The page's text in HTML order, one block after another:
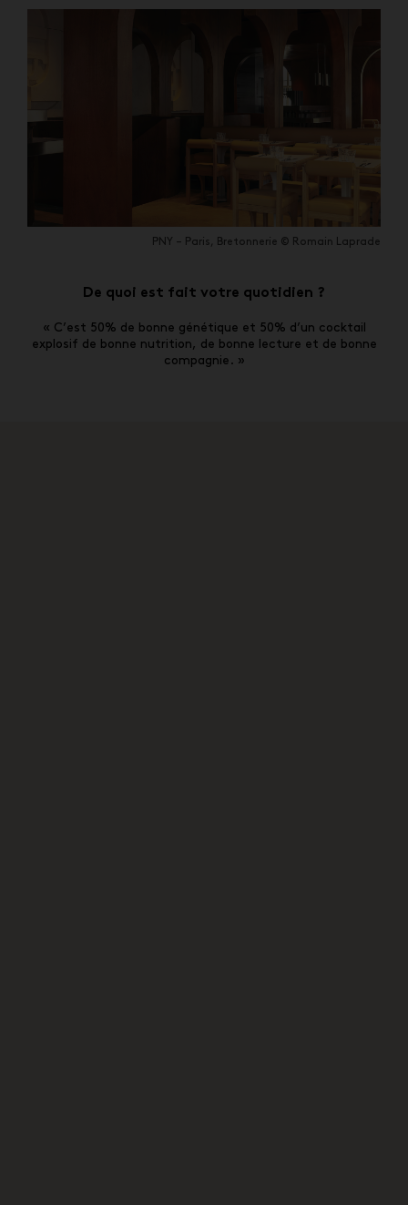
PNY – Paris, Bretonnerie © Romain Laprade
De quoi est fait votre quotidien ?
« C’est 50% de bonne génétique et 50% d’un cocktail
explosif de bonne nutrition, de bonne lecture et de bonne
compagnie. »